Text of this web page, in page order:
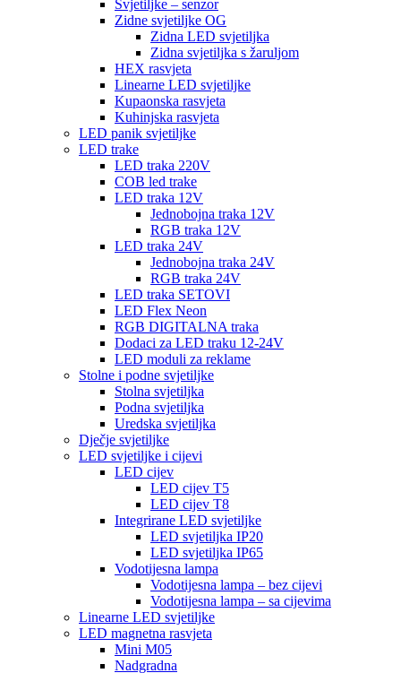
Svjetiljke – senzor
Zidne svjetiljke OG
Zidna LED svjetiljka
Zidna svjetiljka s žaruljom
HEX rasvjeta
Linearne LED svjetiljke
Kupaonska rasvjeta
Kuhinjska rasvjeta
LED panik svjetiljke
LED trake
LED traka 220V
COB led trake
LED traka 12V
Jednobojna traka 12V
RGB traka 12V
LED traka 24V
Jednobojna traka 24V
RGB traka 24V
LED traka SETOVI
LED Flex Neon
RGB DIGITALNA traka
Dodaci za LED traku 12-24V
LED moduli za reklame
Stolne i podne svjetiljke
Stolna svjetiljka
Podna svjetiljka
Uredska svjetiljka
Dječje svjetiljke
LED svjetiljke i cijevi
LED cijev
LED cijev T5
LED cijev T8
Integrirane LED svjetiljke
LED svjetiljka IP20
LED svjetiljka IP65
Vodotijesna lampa
Vodotijesna lampa – bez cijevi
Vodotijesna lampa – sa cijevima
Linearne LED svjetiljke
LED magnetna rasvjeta
Mini M05
Nadgradna